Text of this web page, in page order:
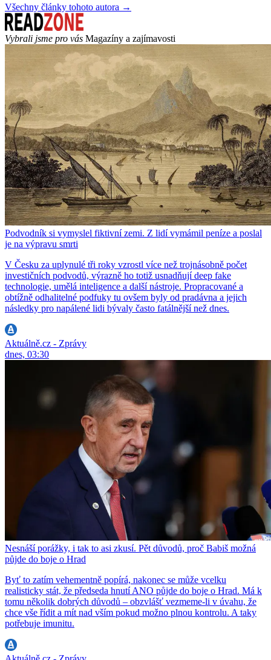
Všechny články tohoto autora →
Vybrali jsme pro vás Magazíny a zajímavosti
Podvodník si vymyslel fiktivní zemi. Z lidí vymámil peníze a poslal
je na výpravu smrti
V Česku za uplynulé tři roky vzrostl více než trojnásobně počet
investičních podvodů, výrazně ho totiž usnadňují deep fake
technologie, umělá inteligence a další nástroje. Propracované a
obtížně odhalitelné podfuky tu ovšem byly od pradávna a jejich
následky pro napálené lidi bývaly často fatálnější než dnes.
Aktuálně.cz - Zprávy
dnes, 03:30
Nesnáší porážky, i tak to asi zkusí. Pět důvodů, proč Babiš možná
půjde do boje o Hrad
Byť to zatím vehementně popírá, nakonec se může vcelku
realisticky stát, že předseda hnutí ANO půjde do boje o Hrad. Má k
tomu několik dobrých důvodů – obzvlášť vezmeme-li v úvahu, že
chce vše řídit a mít nad vším pokud možno plnou kontrolu. A taky
potřebuje imunitu.